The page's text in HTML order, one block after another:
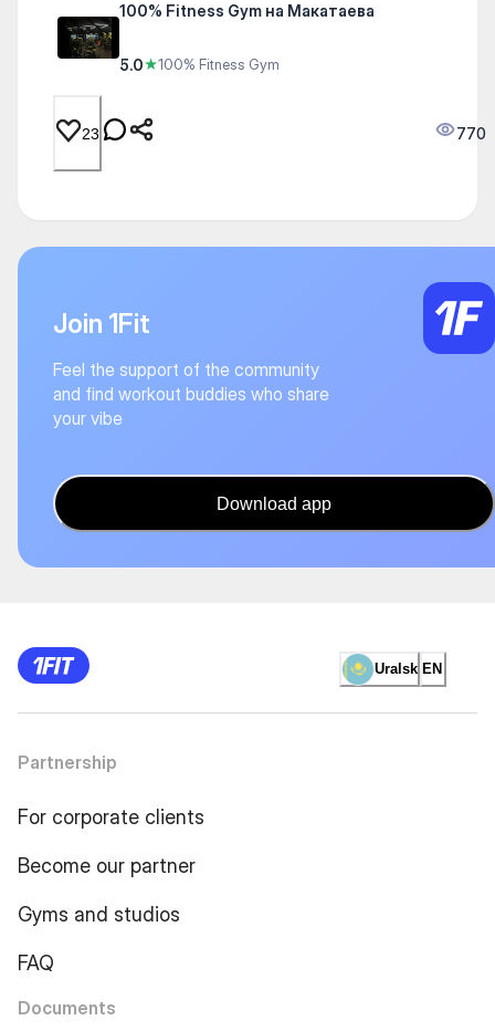
100% Fitness Gym на Макатаева
5.0★100% Fitness Gym
23 770
Join 1Fit
Feel the support of the community
and find workout buddies who share
your vibe
Download app
Uralsk EN
Partnership
For corporate clients
Become our partner
Gyms and studios
FAQ
Documents